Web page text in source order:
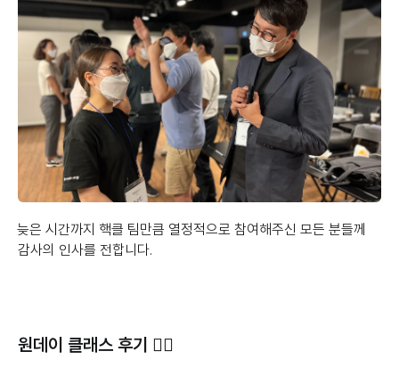
늦은 시간까지 핵클 팀만큼 열정적으로 참여해주신 모든 분들께
감사의 인사를 전합니다.
원데이 클래스 후기 ✍🏻